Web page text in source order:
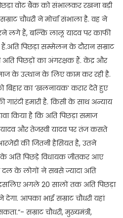
वोट बैंक को संभालकर रखना बड़ी
चौधरी ने मोर्चा संभाला है. वह ने
लगे हैं, बल्कि लालू यादव पर काफी
पिछड़ा सम्मेलन के दौरान सम्राट
अति पिछड़ों का अंगरक्षक हैं. केंद्र और
के उत्थान के लिए काम कर रही है.
बिहार का ‘खलनायक’ करार देते हुए
हमारी है. किसी के साथ अन्याय
किया है कि अति पिछड़ा समाज
और तेजस्वी यादव पर तंज कसते
की जितनी हैसियत है, उतने
अति पिछड़े विधायक जीतकर आए
दल के लोगों ने सबसे ज्यादा अति
अगले 20 सालों तक अति पिछड़ा
आपका भाई सम्राट चौधरी यहां
सम्राट चौधरी, मुख्यमंत्री,